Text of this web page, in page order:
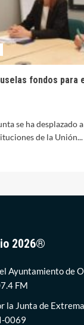
fondos para
se ha desplazado
de la Unión...
2026®
Ayuntamiento de
FM
la Junta de
0069